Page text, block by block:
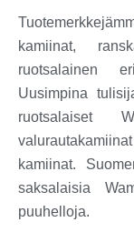
kamiinat,
ruotsalainen
Uusimpina
ruotsalaiset
kamiinat.
saksalaisia
puuhelloja.